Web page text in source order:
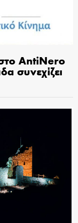
AntiNero
συνεχίζει